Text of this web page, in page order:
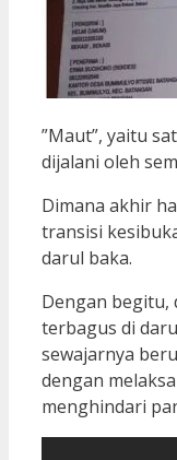
”Maut”, yaitu
dijalani oleh
Dimana akhir
transisi
darul baka.
Dengan begitu,
terbagus di
sewajarnya
dengan
menghindari